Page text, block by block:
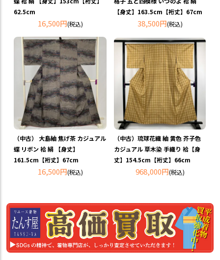
62.5cm
16,500円(税込)
【身丈】163.5cm【裄丈】67cm
38,500円(税込)
（中古） 大島紬 焦げ茶 カジュアル
蝶 リボン 袷 絹 【身丈】
161.5cm【裄丈】67cm
16,500円(税込)
（中古）琉球花織 紬 黄色 芥子色
カジュアル 草木染 手織り 袷【身
丈】154.5cm【裄丈】66cm
968,000円(税込)